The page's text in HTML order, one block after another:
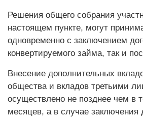
Решения общего собрания
настоящем пункте, могут
одновременно с заключением
конвертируемого займа, так и
Внесение дополнительных
общества и вкладов третьими
осуществлено не позднее чем в
месяцев, а в случае заключения